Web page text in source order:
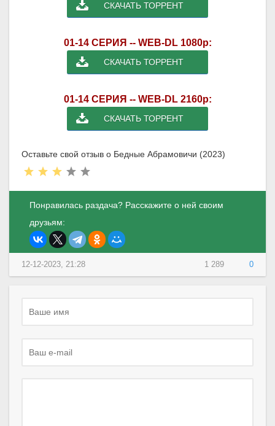
СКАЧАТЬ ТОРРЕНТ
01-14 СЕРИЯ -- WEB-DL 1080p:
СКАЧАТЬ ТОРРЕНТ
01-14 СЕРИЯ -- WEB-DL 2160p:
СКАЧАТЬ ТОРРЕНТ
Оставьте свой отзыв о Бедные Абрамовичи (2023)
Понравилась раздача? Расскажите о ней своим
друзьям:
1 289 0
12-12-2023, 21:28